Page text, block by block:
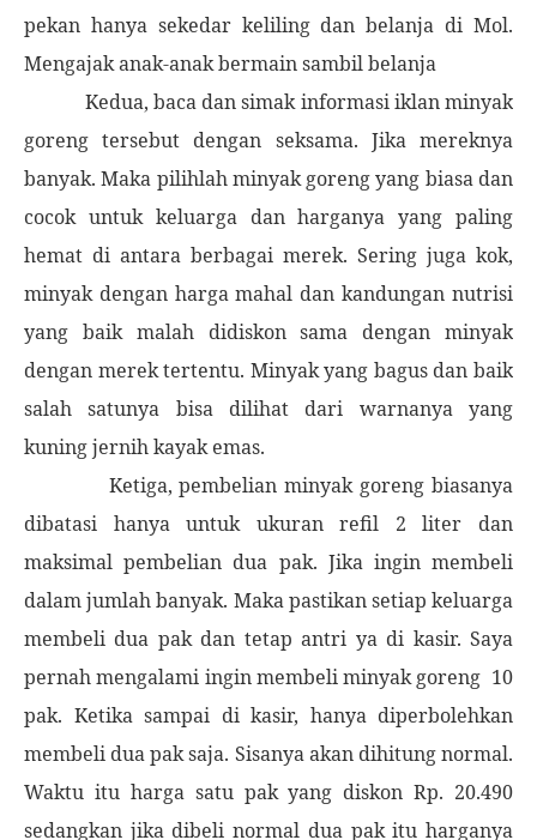
pekan hanya sekedar keliling dan belanja di Mol.
Mengajak anak-anak bermain sambil belanja
Kedua, baca dan simak informasi iklan minyak
goreng tersebut dengan seksama. Jika mereknya
banyak. Maka pilihlah minyak goreng yang biasa dan
cocok untuk keluarga dan harganya yang paling
hemat di antara berbagai merek. Sering juga kok,
minyak dengan harga mahal dan kandungan nutrisi
yang baik malah didiskon sama dengan minyak
dengan merek tertentu. Minyak yang bagus dan baik
salah satunya bisa dilihat dari warnanya yang
kuning jernih kayak emas.
Ketiga, pembelian minyak goreng biasanya
dibatasi hanya untuk ukuran refil 2 liter dan
maksimal pembelian dua pak. Jika ingin membeli
dalam jumlah banyak. Maka pastikan setiap keluarga
membeli dua pak dan tetap antri ya di kasir. Saya
pernah mengalami ingin membeli minyak goreng 10
pak. Ketika sampai di kasir, hanya diperbolehkan
membeli dua pak saja. Sisanya akan dihitung normal.
Waktu itu harga satu pak yang diskon Rp. 20.490
sedangkan jika dibeli normal dua pak itu harganya